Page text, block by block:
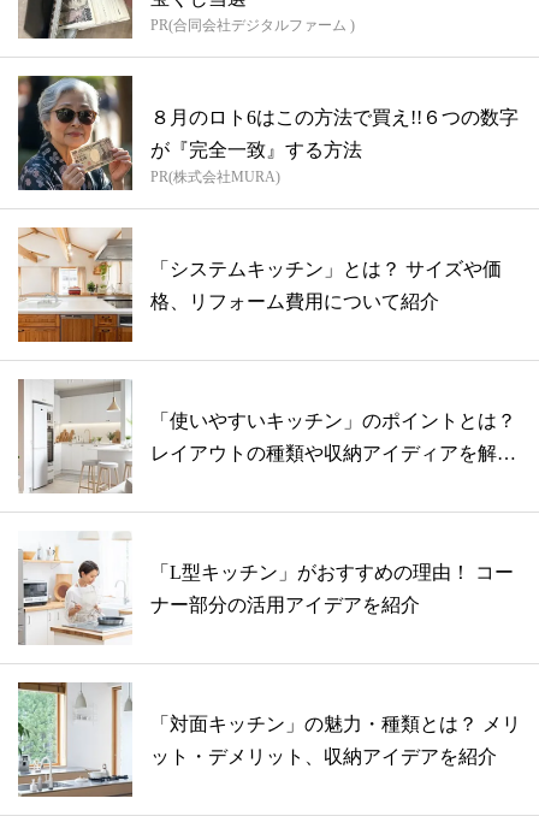
PR(合同会社デジタルファーム )
８月のロト6はこの方法で買え!!６つの数字
が『完全一致』する方法
PR(株式会社MURA)
「システムキッチン」とは？ サイズや価
格、リフォーム費用について紹介
「使いやすいキッチン」のポイントとは？
レイアウトの種類や収納アイディアを解説
「L型キッチン」がおすすめの理由！ コー
ナー部分の活用アイデアを紹介
「対面キッチン」の魅力・種類とは？ メリ
ット・デメリット、収納アイデアを紹介